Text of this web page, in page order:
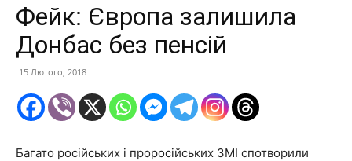
Фейк: Європа залишила
Донбас без пенсій
15 Лютого, 2018
Багато російських і проросійських ЗМІ спотворили